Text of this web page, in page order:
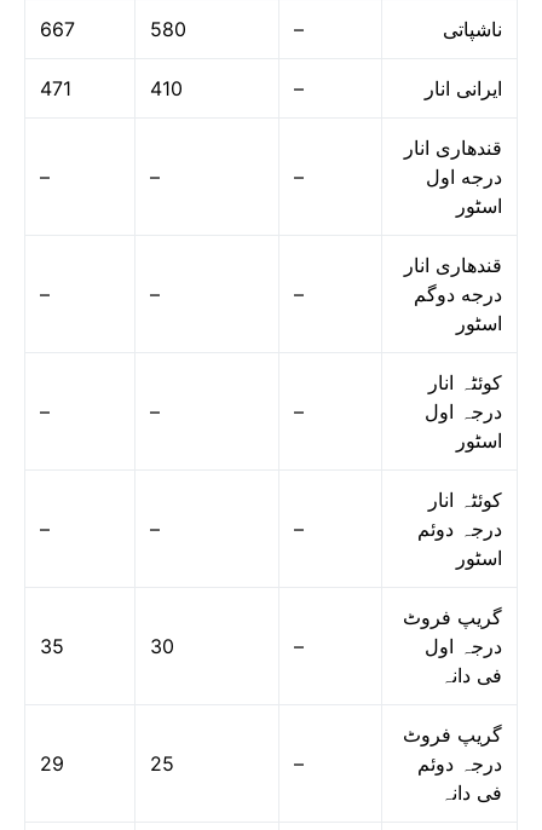
667 580 – ناشپاتی
471 410 – ایرانی انار
– – –
قندهاری انار
درجه اول
اسٹور
– – –
قندهاری انار
درجه دوگم
اسٹور
– – –
کوئٹہ انار
درجہ اول
اسٹور
– – –
کوئٹہ انار
درجہ دوئم
اسٹور
35 30 –
گریپ فروٹ
درجہ اول
فی دانہ
29 25 –
گریپ فروٹ
درجہ دوئم
فی دانہ